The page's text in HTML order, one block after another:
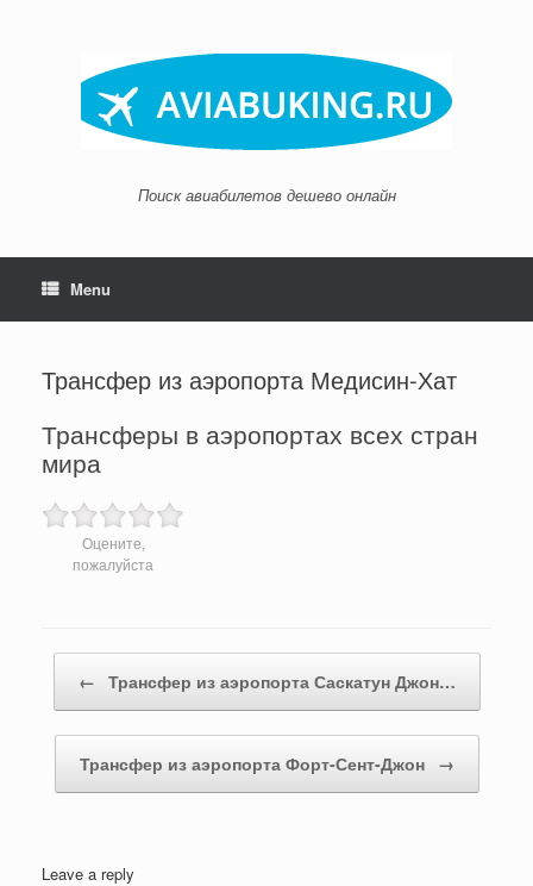
Поиск авиабилетов дешево онлайн
Menu
Трансфер из аэропорта Медисин-Хат
Трансферы в аэропортах всех стран
мира
Оцените,
пожалуйста
Post navigation
← Трансфер из аэропорта Саскатун Джон…
Трансфер из аэропорта Форт-Сент-Джон →
Leave a reply